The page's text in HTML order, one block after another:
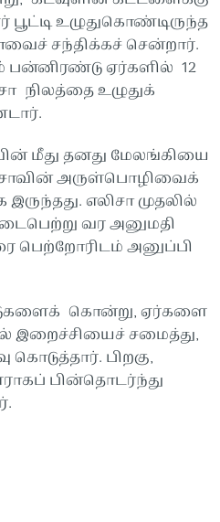
உழுதுகொண்டிருந்த
சந்திக்கச் சென்றார்.
ஏர்களில் 12
நிலத்தை உழுதுக்
மீது தனது மேலங்கியை
அருள்பொழிவைக்
எலிசா முதலில்
வர அனுமதி
பெற்றோரிடம் அனுப்பி
கொன்று, ஏர்களை
இறைச்சியைச் சமைத்து,
பிறகு,
பின்தொடர்ந்து